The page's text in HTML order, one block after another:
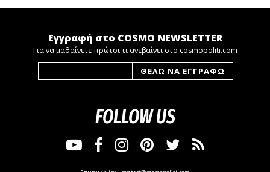
Εγγραφή στο COSMO NEWSLETTER
Για να μαθαίνετε πρώτοι τι ανεβαίνει στο cosmopoliti.com
FOLLOW US